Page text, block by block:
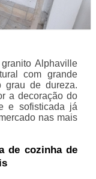
Alphaville
com grande
grau de dureza.
a decoração do
e sofisticada já
nas mais
de cozinha de